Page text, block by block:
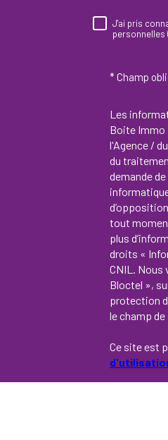
J'ai pris
personnelles
* Champ
Les
Boite Immo
l'Agence /
du
demande
tout
plus
droits «
CNIL. Nous
Bloctel »,
protection
le champ de
Ce site est